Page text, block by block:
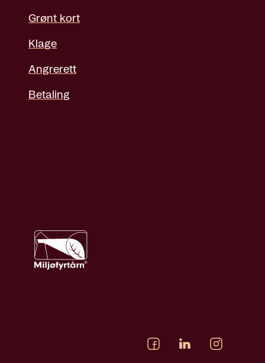
Grønt kort
Klage
Angrerett
Betaling